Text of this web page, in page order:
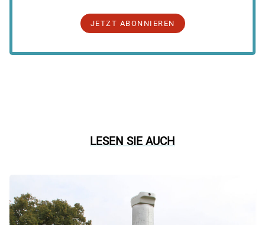
JETZT ABONNIEREN
LESEN SIE AUCH